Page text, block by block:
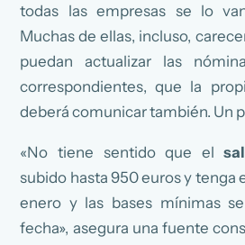
todas las empresas se lo
Muchas de ellas, incluso,
puedan actualizar las
correspondientes, que la
deberá comunicar también. Un
«No tiene sentido que el
subido hasta 950 euros y tenga
enero y las bases mínimas
fecha», asegura una fuente